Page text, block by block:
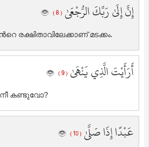
إِنَّ إِلَىٰ رَبِّكَ الرُّجْعَىٰ ( 8 )
രക്ഷിതാവിലേക്കാണ് മടക്കം.
أَرَأَيْتَ الَّذِي يَنْهَىٰ ( 9 )
കണ്ടുവോ?
عَبْدًا إِذَا صَلَّىٰ ( 10 )